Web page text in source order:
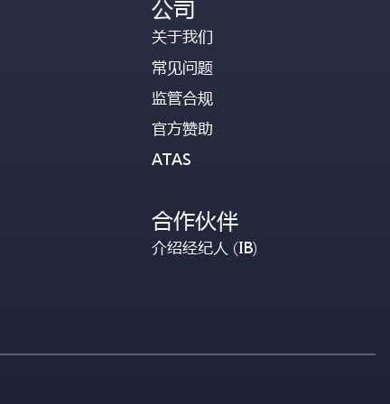
公司
关于我们
常见问题
监管合规
官方赞助
ATAS
合作伙伴
介绍经纪人 (IB)